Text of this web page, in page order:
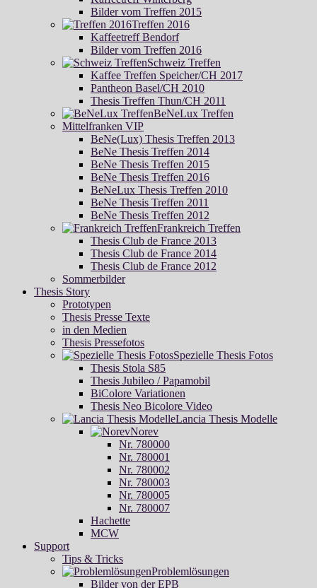
Bilder vom Treffen 2015
Treffen 2016
Kaffeetreff Bendorf
Bilder vom Treffen 2016
Schweiz Treffen
Kaffee Treffen Speicher/CH 2017
Pantheon Basel/CH 2010
Thesis Treffen Thun/CH 2011
BeNeLux Treffen
Mittelfranken VIP
BeNe(Lux) Thesis Treffen 2013
BeNe Thesis Treffen 2014
BeNe Thesis Treffen 2015
BeNe Thesis Treffen 2016
BeNeLux Thesis Treffen 2010
BeNe Thesis Treffen 2011
BeNe Thesis Treffen 2012
Frankreich Treffen
Thesis Club de France 2013
Thesis Club de France 2014
Thesis Club de France 2012
Sommerbilder
Thesis Story
Prototypen
Thesis Presse Texte
in den Medien
Thesis Pressefotos
Spezielle Thesis Fotos
Thesis Stola S85
Thesis Jubileo / Papamobil
BiColore Variationen
Thesis Neo Bicolore Video
Lancia Thesis Modelle
Norev
Nr. 780000
Nr. 780001
Nr. 780002
Nr. 780003
Nr. 780005
Nr. 780007
Hachette
MCW
Support
Tips & Tricks
Problemlösungen
Bilder von der EPB